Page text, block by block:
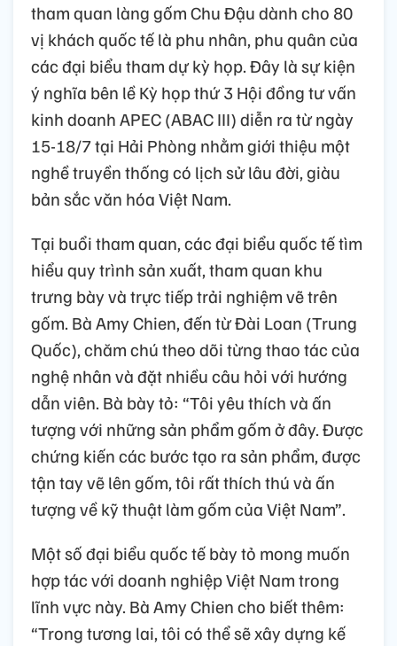
tham quan làng gốm Chu Đậu dành cho 80
vị khách quốc tế là phu nhân, phu quân của
các đại biểu tham dự kỳ họp. Đây là sự kiện
ý nghĩa bên lề Kỳ họp thứ 3 Hội đồng tư vấn
kinh doanh APEC (ABAC III) diễn ra từ ngày
15-18/7 tại Hải Phòng nhằm giới thiệu một
nghề truyền thống có lịch sử lâu đời, giàu
bản sắc văn hóa Việt Nam.
Tại buổi tham quan, các đại biểu quốc tế tìm
hiểu quy trình sản xuất, tham quan khu
trưng bày và trực tiếp trải nghiệm vẽ trên
gốm. Bà Amy Chien, đến từ Đài Loan (Trung
Quốc), chăm chú theo dõi từng thao tác của
nghệ nhân và đặt nhiều câu hỏi với hướng
dẫn viên. Bà bày tỏ: “Tôi yêu thích và ấn
tượng với những sản phẩm gốm ở đây. Được
chứng kiến các bước tạo ra sản phẩm, được
tận tay vẽ lên gốm, tôi rất thích thú và ấn
tượng về kỹ thuật làm gốm của Việt Nam”.
Một số đại biểu quốc tế bày tỏ mong muốn
hợp tác với doanh nghiệp Việt Nam trong
lĩnh vực này. Bà Amy Chien cho biết thêm:
“Trong tương lai, tôi có thể sẽ xây dựng kế